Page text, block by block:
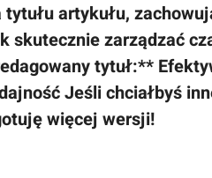
artykułu,
skutecznie zarządzać
tytuł:**
Jeśli chciałbyś
więcej wersji!